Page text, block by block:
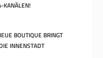
KANÄLEN!
BOUTIQUE BRINGT
INNENSTADT